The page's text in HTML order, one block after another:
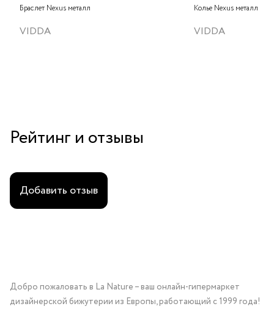
Браслет Nexus металл
VIDDA
Колье Nexus металл
VIDDA
Рейтинг и отзывы
Добавить отзыв
Добро пожаловать в La Nature – ваш онлайн-гипермаркет
дизайнерской бижутерии из Европы, работающий с 1999 года!